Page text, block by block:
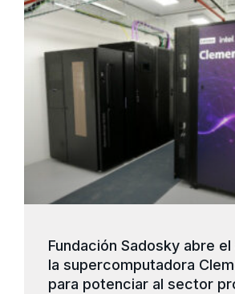
Fundación Sadosky abre
la supercomputadora
para potenciar al sector